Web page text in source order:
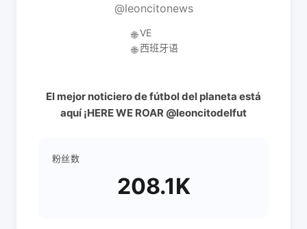
@leoncitonews
🌐 VE
🌐 西班牙语
El mejor noticiero de fútbol del planeta está
aquí ¡HERE WE ROAR @leoncitodelfut
粉丝数
208.1K